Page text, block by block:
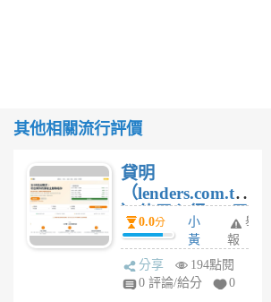
其他相關流行評價
貸明
（lenders.com.tw
）使用心得 — 民
間貸款比較平台
體驗
0.0分
小
黃
蜂
1
舉
報
分享
194點閱
0 評論/給分
0